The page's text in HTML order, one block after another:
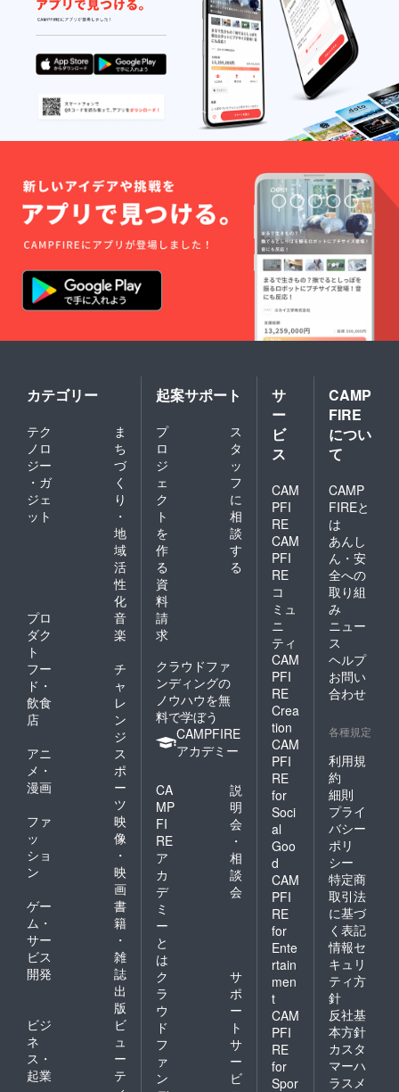
カテゴリー
テク
ノロ
ジー
・ガ
ジェ
ット
ま
ち
づ
く
り
・
地
域
活
性
化
プロ
ダク
ト
音
楽
フー
ド・
飲食
店
チ
ャ
レ
ン
ジ
アニ
メ・
漫画
ス
ポ
ー
ツ
ファ
ッ
ショ
ン
映
像
・
映
画
ゲー
ム・
サー
ビス
開発
書
籍
・
雑
誌
出
版
ビジ
ネ
ス・
起業
ビ
ュ
ー
テ
起案サポート
プ
ロ
ジ
ェ
ク
ト
を
作
る
ス
タ
ッ
フ
に
相
談
す
る
資
料
請
求
クラウドファ
ンディングの
ノウハウを無
料で学ぼう
CAMPFIRE
アカデミー
CA
MP
FI
RE
ア
カ
デ
ミ
ー
と
は
説
明
会
・
相
談
会
ク
ラ
ウ
ド
フ
ァ
ン
サ
ポ
ー
ト
サ
ー
ビ
サ
ー
ビ
ス
CAM
PFI
RE
CAM
PFI
RE
コ
ミュ
ニ
ティ
CAM
PFI
RE
Crea
tion
CAM
PFI
RE
for
Soci
al
Goo
d
CAM
PFI
RE
for
Ente
rtain
men
t
CAM
PFI
RE
for
Spor
CAMP
FIRE
につい
て
CAMP
FIREと
は
あんし
ん・安
全への
取り組
み
ニュー
ス
ヘルプ
お問い
合わせ
各種規定
利用規
約
細則
プライ
バシー
ポリ
シー
特定商
取引法
に基づ
く表記
情報セ
キュリ
ティ方
針
反社基
本方針
カスタ
マーハ
ラスメ